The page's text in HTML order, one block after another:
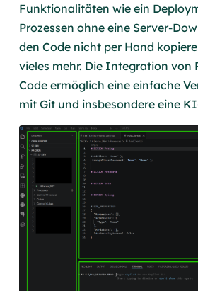
Funktionalitäten wie ein
Prozessen ohne eine Server-
den Code nicht per Hand
vieles mehr. Die Integration von
Code ermöglich eine einfache
mit Git und insbesondere eine